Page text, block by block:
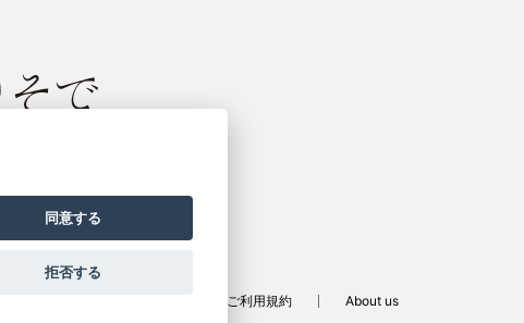
振袖サイト
ご利用規約 About us
同意する
拒否する